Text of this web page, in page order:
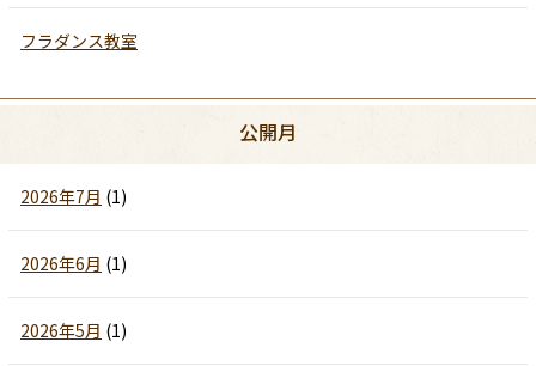
フラダンス教室
公開月
2026年7月 (1)
2026年6月 (1)
2026年5月 (1)